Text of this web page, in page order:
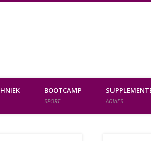
BOOTCAMP
SPORT ADVIES